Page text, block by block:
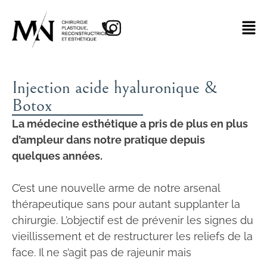
Injection acide hyaluronique &
Botox
La médecine esthétique a pris de plus en plus
d’ampleur dans notre pratique depuis
quelques années.
C’est une nouvelle arme de notre arsenal
thérapeutique sans pour autant supplanter la
chirurgie. L’objectif est de prévenir les signes du
vieillissement et de restructurer les reliefs de la
face. Il ne s’agit pas de rajeunir mais